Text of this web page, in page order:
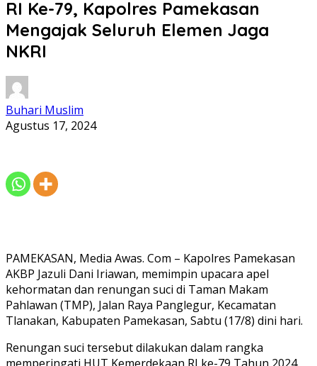
RI Ke-79, Kapolres Pamekasan
Mengajak Seluruh Elemen Jaga
NKRI
Buhari Muslim
Agustus 17, 2024
PAMEKASAN, Media Awas. Com – Kapolres Pamekasan
AKBP Jazuli Dani Iriawan, memimpin upacara apel
kehormatan dan renungan suci di Taman Makam
Pahlawan (TMP), Jalan Raya Panglegur, Kecamatan
Tlanakan, Kabupaten Pamekasan, Sabtu (17/8) dini hari.
Renungan suci tersebut dilakukan dalam rangka